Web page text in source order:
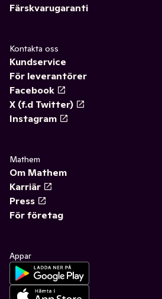
Färskvarugaranti
Kontakta oss
Kundservice
För leverantörer
Facebook
X (f.d Twitter)
Instagram
Mathem
Om Mathem
Karriär
Press
För företag
Appar